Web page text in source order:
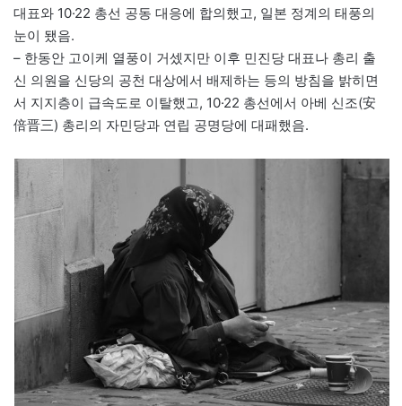
대표와 10·22 총선 공동 대응에 합의했고, 일본 정계의 태풍의
눈이 됐음.
– 한동안 고이케 열풍이 거셌지만 이후 민진당 대표나 총리 출
신 의원을 신당의 공천 대상에서 배제하는 등의 방침을 밝히면
서 지지층이 급속도로 이탈했고, 10·22 총선에서 아베 신조(安
倍晋三) 총리의 자민당과 연립 공명당에 대패했음.